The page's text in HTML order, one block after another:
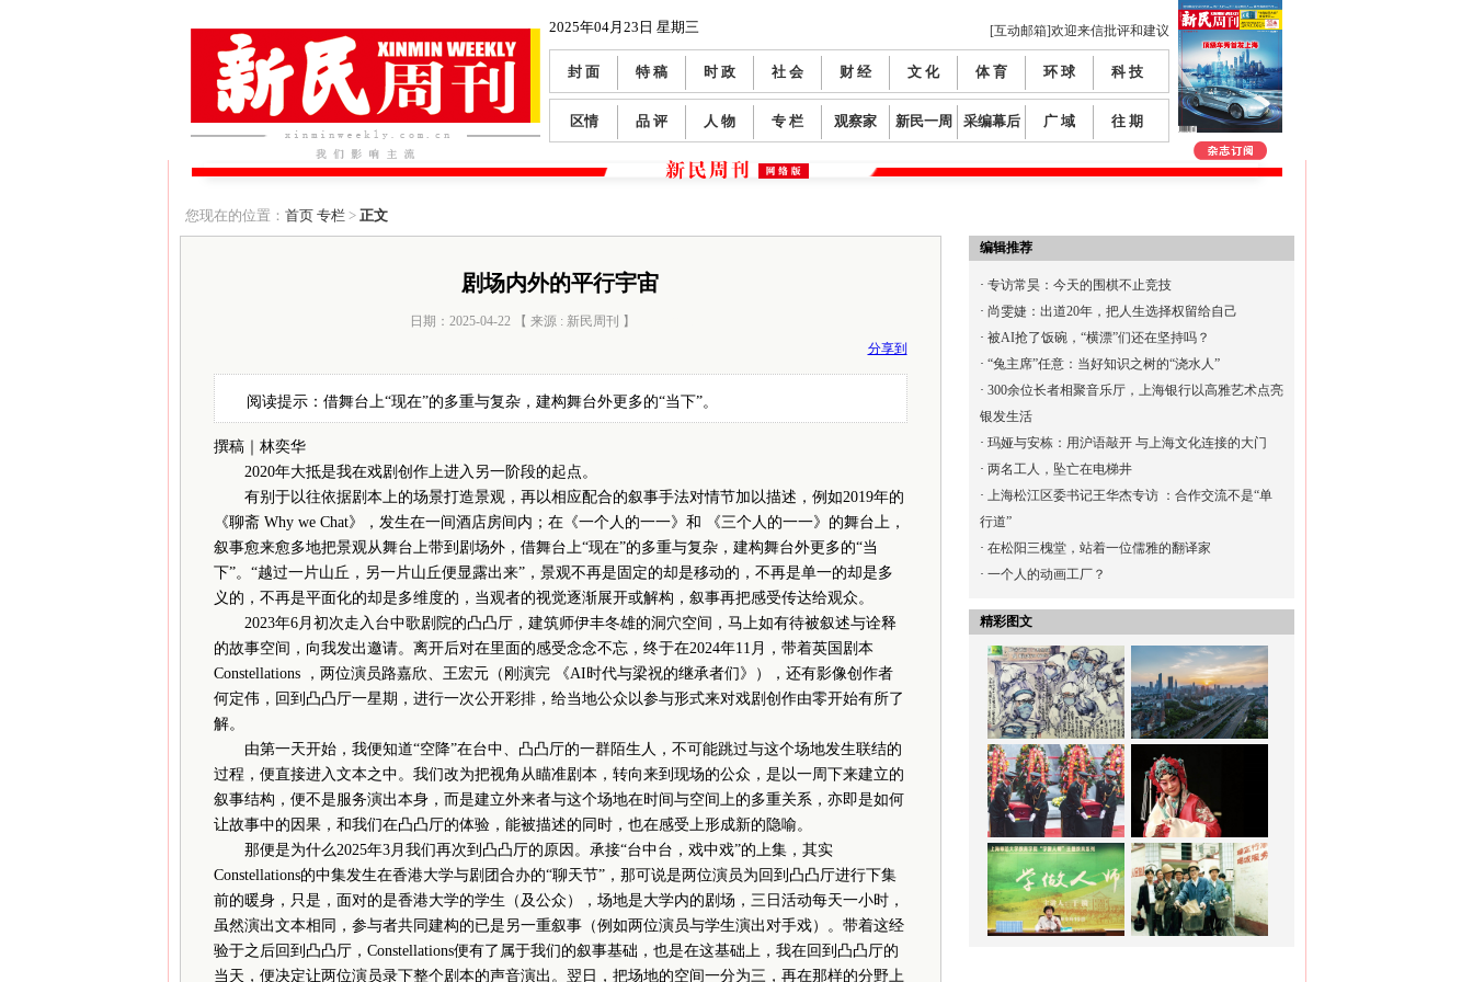
2025年04月23日 星期三 [互动邮箱]欢迎来信批评和建议
封 面 特 稿 时 政 社 会 财 经 文 化 体 育 环 球 科 技
区情 品 评 人 物 专 栏 观察家 新民一周 采编幕后 广 域 往 期
您现在的位置： 首页 专栏> 正文
剧场内外的平行宇宙
日期：2025-04-22 【 来源 : 新民周刊 】
分享到
阅读提示：借舞台上“现在”的多重与复杂，建构舞台外更多的“当下”。
撰稿｜林奕华
2020年大抵是我在戏剧创作上进入另一阶段的起点。
有别于以往依据剧本上的场景打造景观，再以相应配合的叙事手法对情节加以描述，例如2019年的
《聊斋 Why we Chat》，发生在一间酒店房间内；在《一个人的一一》和 《三个人的一一》的舞台上，
叙事愈来愈多地把景观从舞台上带到剧场外，借舞台上“现在”的多重与复杂，建构舞台外更多的“当
下”。“越过一片山丘，另一片山丘便显露出来”，景观不再是固定的却是移动的，不再是单一的却是多
义的，不再是平面化的却是多维度的，当观者的视觉逐渐展开或解构，叙事再把感受传达给观众。
2023年6月初次走入台中歌剧院的凸凸厅，建筑师伊丰冬雄的洞穴空间，马上如有待被叙述与诠释
的故事空间，向我发出邀请。离开后对在里面的感受念念不忘，终于在2024年11月，带着英国剧本
Constellations ，两位演员路嘉欣、王宏元（刚演完 《AI时代与梁祝的继承者们》），还有影像创作者
何定伟，回到凸凸厅一星期，进行一次公开彩排，给当地公众以参与形式来对戏剧创作由零开始有所了
解。
由第一天开始，我便知道“空降”在台中、凸凸厅的一群陌生人，不可能跳过与这个场地发生联结的
过程，便直接进入文本之中。我们改为把视角从瞄准剧本，转向来到现场的公众，是以一周下来建立的
叙事结构，便不是服务演出本身，而是建立外来者与这个场地在时间与空间上的多重关系，亦即是如何
让故事中的因果，和我们在凸凸厅的体验，能被描述的同时，也在感受上形成新的隐喻。
那便是为什么2025年3月我们再次到凸凸厅的原因。承接“台中台，戏中戏”的上集，其实
Constellations的中集发生在香港大学与剧团合办的“聊天节”，那可说是两位演员为回到凸凸厅进行下集
前的暖身，只是，面对的是香港大学的学生（及公众），场地是大学内的剧场，三日活动每天一小时，
虽然演出文本相同，参与者共同建构的已是另一重叙事（例如两位演员与学生演出对手戏）。带着这经
验于之后回到凸凸厅，Constellations便有了属于我们的叙事基础，也是在这基础上，我在回到凸凸厅的
当天，便决定让两位演员录下整个剧本的声音演出。翌日，把场地的空间一分为三，再在那样的分野上
编辑推荐
· 专访常昊：今天的围棋不止竞技
· 尚雯婕：出道20年，把人生选择权留给自己
· 被AI抢了饭碗，“横漂”们还在坚持吗？
· “兔主席”任意：当好知识之树的“浇水人”
· 300余位长者相聚音乐厅，上海银行以高雅艺术点亮
银发生活
· 玛娅与安栋：用沪语敲开 与上海文化连接的大门
· 两名工人，坠亡在电梯井
· 上海松江区委书记王华杰专访 ：合作交流不是“单
行道”
· 在松阳三槐堂，站着一位儒雅的翻译家
· 一个人的动画工厂？
精彩图文